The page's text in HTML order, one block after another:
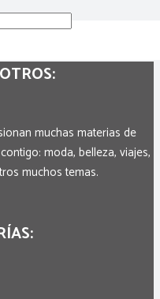
muchas materias de
moda, belleza, viajes,
muchos temas.